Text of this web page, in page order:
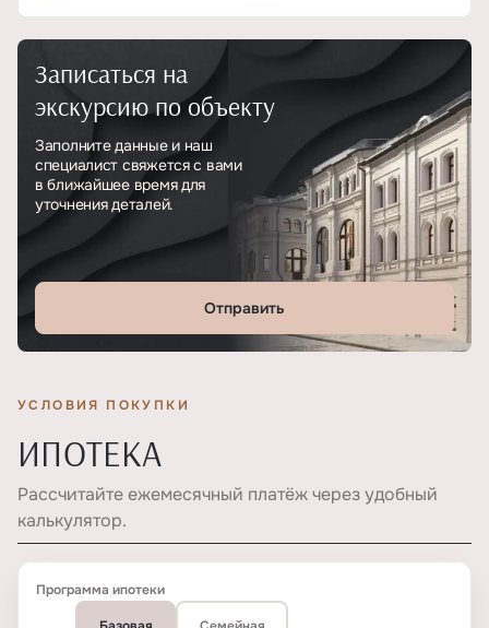
Записаться на
экскурсию по объекту
Заполните данные и наш
специалист свяжется с вами
в ближайшее время для
уточнения деталей.
Отправить
УСЛОВИЯ ПОКУПКИ
ИПОТЕКА
Рассчитайте ежемесячный платёж через удобный
калькулятор.
Программа ипотеки